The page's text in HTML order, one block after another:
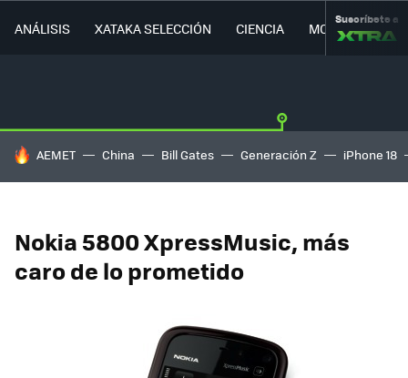
ANÁLISIS XATAKA SELECCIÓN CIENCIA MOVILIDAD
Suscríbete a
HOY SE HABLA DE
AEMET China Bill Gates Generación Z iPhone 18
Nokia 5800 XpressMusic, más
caro de lo prometido